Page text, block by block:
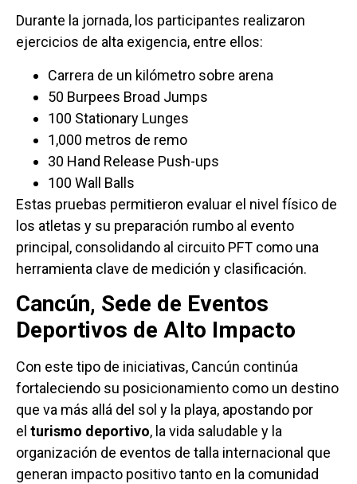
Durante la jornada, los participantes realizaron
ejercicios de alta exigencia, entre ellos:
Carrera de un kilómetro sobre arena
50 Burpees Broad Jumps
100 Stationary Lunges
1,000 metros de remo
30 Hand Release Push-ups
100 Wall Balls
Estas pruebas permitieron evaluar el nivel físico de
los atletas y su preparación rumbo al evento
principal, consolidando al circuito PFT como una
herramienta clave de medición y clasificación.
Cancún, Sede de Eventos
Deportivos de Alto Impacto
Con este tipo de iniciativas, Cancún continúa
fortaleciendo su posicionamiento como un destino
que va más allá del sol y la playa, apostando por
el turismo deportivo, la vida saludable y la
organización de eventos de talla internacional que
generan impacto positivo tanto en la comunidad